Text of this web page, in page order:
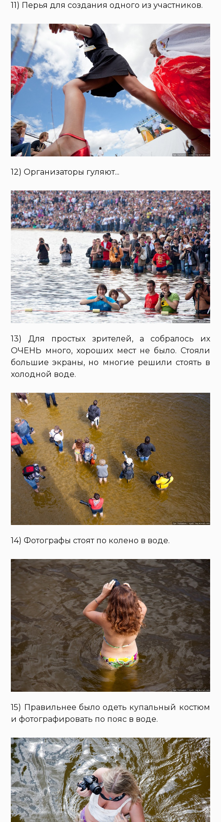
11) Перья для создания одного из участников.
12) Организаторы гуляют...
13) Для простых зрителей, а собралось их
ОЧЕНЬ много, хороших мест не было. Стояли
большие экраны, но многие решили стоять в
холодной воде.
14) Фотографы стоят по колено в воде.
15) Правильнее было одеть купальный костюм
и фотографировать по пояс в воде.